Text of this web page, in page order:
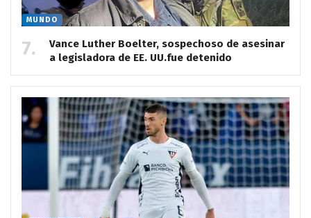
MUNDO
Vance Luther Boelter, sospechoso de asesinar
a legisladora de EE. UU.fue detenido